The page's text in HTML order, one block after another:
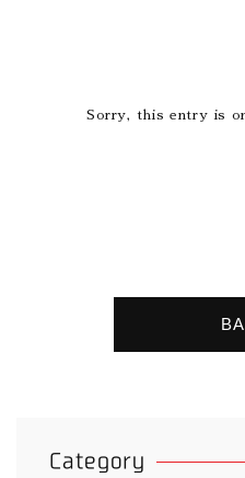
Sorry, this entry is
Category